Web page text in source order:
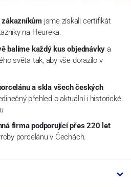
zákazníkům jsme získali certifikát
na Heureka.
balíme každý kus objednávky a
světa tak, aby vše dorazilo v
a skla všech českých
přehled o aktuální i historické
firma podporující přes 220 let
porcelánu v Čechách.